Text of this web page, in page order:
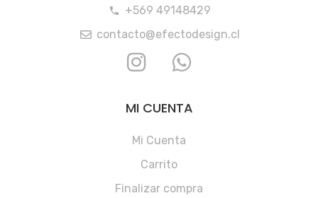
+569 49148429
contacto@efectodesign.cl
MI CUENTA
Mi Cuenta
Carrito
Finalizar compra